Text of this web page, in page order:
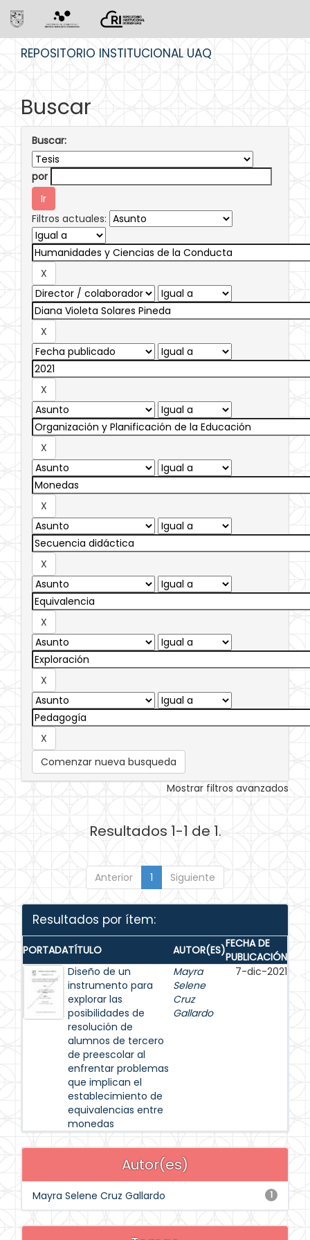
REPOSITORIO INSTITUCIONAL UAQ
Buscar
Buscar:
por
Filtros actuales:
Comenzar nueva busqueda
Mostrar filtros avanzados
Resultados 1-1 de 1.
Anterior 1 Siguiente
Resultados por ítem:
PORTADATÍTULO AUTOR(ES)FECHA DE
PUBLICACIÓN
Diseño de un
instrumento para
explorar las
posibilidades de
resolución de
alumnos de tercero
de preescolar al
enfrentar problemas
que implican el
establecimiento de
equivalencias entre
monedas
Mayra
Selene
Cruz
Gallardo
7-dic-2021
Autor(es)
1
Mayra Selene Cruz Gallardo